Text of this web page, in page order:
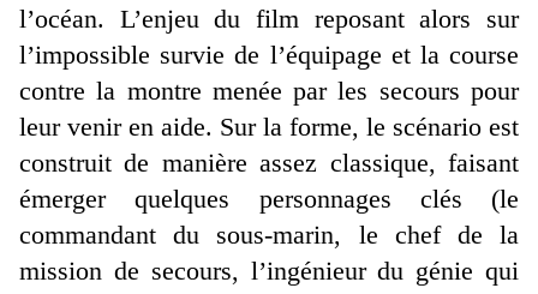
l’océan. L’enjeu du film reposant alors sur
l’impossible survie de l’équipage et la course
contre la montre menée par les secours pour
leur venir en aide. Sur la forme, le scénario est
construit de manière assez classique, faisant
émerger quelques personnages clés (le
commandant du sous-marin, le chef de la
mission de secours, l’ingénieur du génie qui